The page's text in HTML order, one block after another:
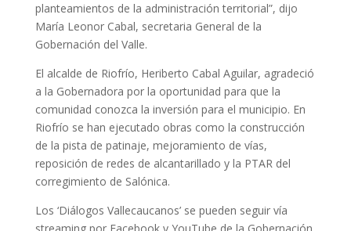
planteamientos de la administración territorial”, dijo
María Leonor Cabal, secretaria General de la
Gobernación del Valle.
El alcalde de Riofrío, Heriberto Cabal Aguilar, agradeció
a la Gobernadora por la oportunidad para que la
comunidad conozca la inversión para el municipio. En
Riofrío se han ejecutado obras como la construcción
de la pista de patinaje, mejoramiento de vías,
reposición de redes de alcantarillado y la PTAR del
corregimiento de Salónica.
Los ‘Diálogos Vallecaucanos’ se pueden seguir vía